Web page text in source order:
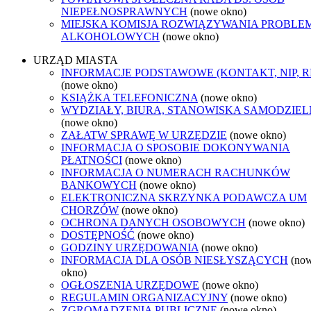
NIEPEŁNOSPRAWNYCH (nowe okno)
MIEJSKA KOMISJA ROZWIĄZYWANIA
ALKOHOLOWYCH (nowe okno)
URZĄD MIASTA
INFORMACJE PODSTAWOWE (KONTAKT, NIP,
(nowe okno)
KSIĄŻKA TELEFONICZNA (nowe okno)
WYDZIAŁY, BIURA, STANOWISKA
(nowe okno)
ZAŁATW SPRAWĘ W URZĘDZIE (nowe okno)
INFORMACJA O SPOSOBIE DOKONYWANIA
PŁATNOŚCI (nowe okno)
INFORMACJA O NUMERACH RACHUNKÓW
BANKOWYCH (nowe okno)
ELEKTRONICZNA SKRZYNKA PODAWCZA UM
CHORZÓW (nowe okno)
OCHRONA DANYCH OSOBOWYCH (nowe okno)
DOSTĘPNOŚĆ (nowe okno)
GODZINY URZĘDOWANIA (nowe okno)
INFORMACJA DLA OSÓB NIESŁYSZĄCYCH
okno)
OGŁOSZENIA URZĘDOWE (nowe okno)
REGULAMIN ORGANIZACYJNY (nowe okno)